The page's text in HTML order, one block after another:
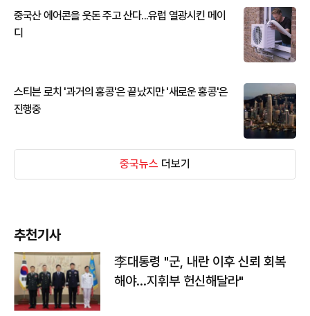
중국산 에어콘을 웃돈 주고 산다...유럽 열광시킨 메이
디
스티븐 로치 '과거의 홍콩'은 끝났지만 '새로운 홍콩'은
진행중
중국뉴스 더보기
추천기사
李대통령 "군, 내란 이후 신뢰 회복
해야…지휘부 헌신해달라"